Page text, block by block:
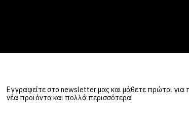
Εγγραφείτε στο newsletter μας και μάθετε πρώτοι για
νέα προϊόντα και πολλά περισσότερα!